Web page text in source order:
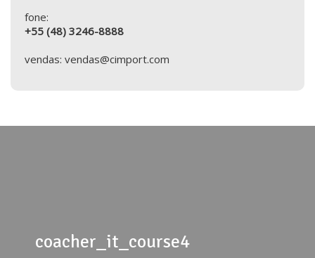
fone:
+55 (48) 3246-8888
vendas: vendas@cimport.com
coacher_it_course4